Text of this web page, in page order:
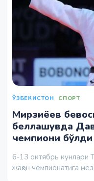
ЎЗБЕКИСТОН СПОРТ
Мирзиёев
беллашувда
чемпиони бўлди
6-13 октябрь кунлари
жаҳон чемпионатига